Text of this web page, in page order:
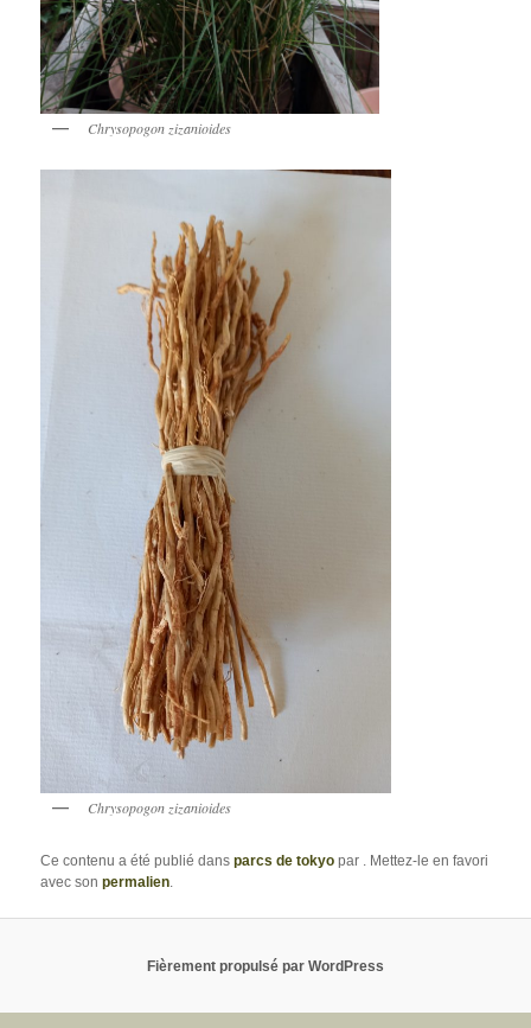
Chrysopogon zizanioides
Chrysopogon zizanioides
Ce contenu a été publié dansparcs de tokyo par . Mettez-le en favori
avec sonpermalien.
Fièrement propulsé par WordPress